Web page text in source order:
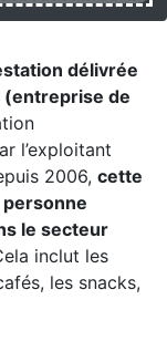
délivrée
(entreprise de
l’exploitant
2006, cette
le secteur
inclut les
les snacks,